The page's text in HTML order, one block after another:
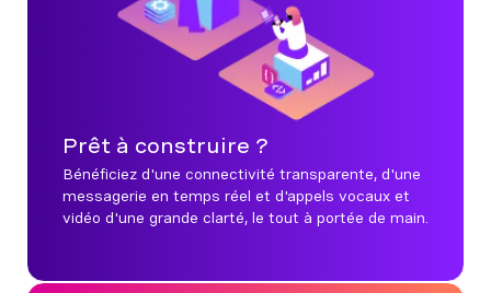
Prêt à construire ?
Bénéficiez d'une connectivité transparente, d'une
messagerie en temps réel et d'appels vocaux et
vidéo d'une grande clarté, le tout à portée de main.